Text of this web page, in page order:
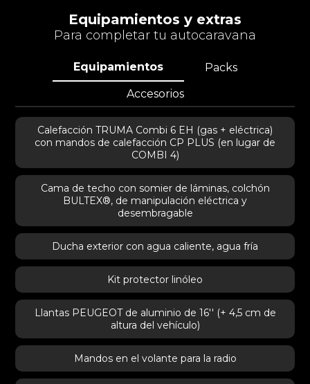
Equipamientos y extras
Para completar tu autocaravana
Equipamientos
Packs
Accesorios
Calefacción TRUMA Combi 6 EH (gas + eléctrica)
con mandos de calefacción CP PLUS (en lugar de
COMBI 4)
Cama de techo con somier de láminas, colchón
BULTEX®, de manipulación eléctrica y
desembragable
Ducha exterior con agua caliente, agua fría
Kit protector linóleo
Llantas PEUGEOT de aluminio de 16'' (+ 4,5 cm de
altura del vehículo)
Mandos en el volante para la radio